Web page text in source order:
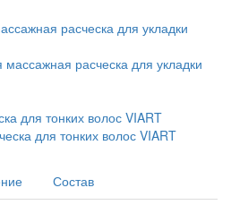
расческа для укладки
для тонких волос VIART
Состав